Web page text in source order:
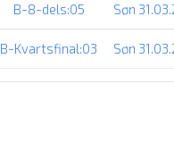
B-8-dels:05 Søn
B-Kvartsfinal:03 Søn